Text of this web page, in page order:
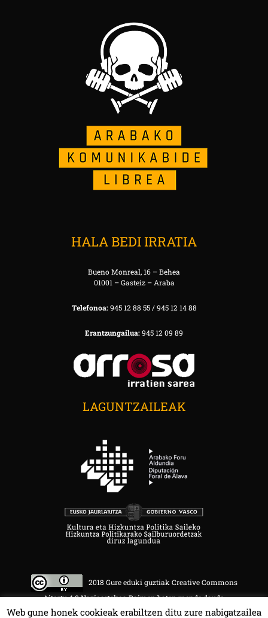
HALA BEDI IRRATIA
Bueno Monreal, 16 – Behea
01001 – Gasteiz – Araba
Telefonoa:945 12 88 55 / 945 12 14 88
Erantzungailua:945 12 09 89
LAGUNTZAILEAK
2018 Gure eduki guztiak Creative Commons
Aitortu 4.0 Nazioartekoa Baimen baten mende daude.
Web gune honek cookieak erabiltzen ditu zure nabigatzailea